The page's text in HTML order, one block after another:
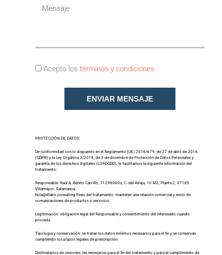
Acepto los términos y condiciones
ENVIAR MENSAJE
PROTECCIÓN DE DATOS:
De conformidad con lo dispuesto en el Reglamento (UE) 2016/679, de 27 de abril de 2016
(GDPR) y la Ley Orgánica 3/2018, de 5 de diciembre de Protección de Datos Personales y
garantía de los derechos digitales (LOPDGDD), le facilitamos la siguiente información del
tratamiento:
Responsable: Raúl A. Benito Carrillo, 71298060s, C. del Adaja, 10 M2, Planta 2, 37185
Villamayor, Salamanca,
hola@dlabs.consulting Fines del tratamiento: mantener una relación comercial y envío de
comunicaciones de productos o servicios.
Legitimación: obligación legal del Responsable y consentimiento del interesado cuando
proceda.
Tipología y conservación: se tratan los datos mínimos necesarios para el fin y se conservan
cumpliendo los plazos legales de prescripción.
Destinatarios de cesiones: las necesarias para el fin del tratamiento y para el cumplimiento de